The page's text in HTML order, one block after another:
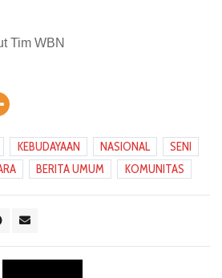
Tim WBN
KEBUDAYAAN NASIONAL
SENI
BERITA UMUM KOMUNITAS